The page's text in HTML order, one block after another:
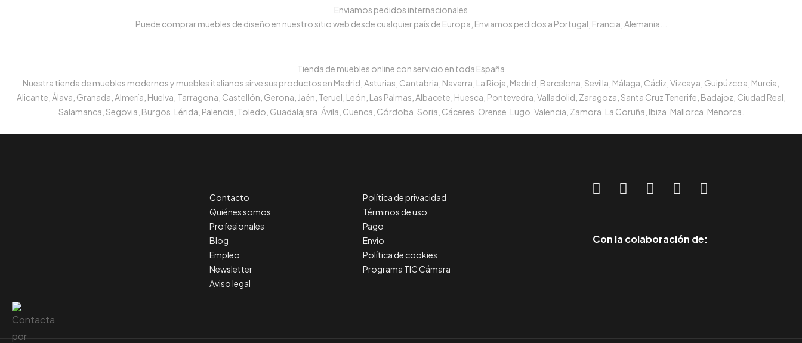
Enviamos pedidos internacionales
Puede comprar muebles de diseño en nuestro sitio web desde cualquier país de Europa, Enviamos pedidos a Portugal, Francia, Alemania...
Tienda de muebles online con servicio en toda España
Nuestra tienda de muebles modernos y muebles italianos sirve sus productos en Madrid, Asturias, Cantabria, Navarra, La Rioja, Madrid, Barcelona, Sevilla, Málaga, Cádiz, Vizcaya, Guipúzcoa, Murcia,
Alicante, Álava, Granada, Almería, Huelva, Tarragona, Castellón, Gerona, Jaén, Teruel, León, Las Palmas, Albacete, Huesca, Pontevedra, Valladolid, Zaragoza, Santa Cruz Tenerife, Badajoz, Ciudad Real,
Salamanca, Segovia, Burgos, Lérida, Palencia, Toledo, Guadalajara, Ávila, Cuenca, Córdoba, Soria, Cáceres, Orense, Lugo, Valencia, Zamora, La Coruña, Ibiza, Mallorca, Menorca.
Contacto
Quiénes somos
Profesionales
Blog
Empleo
Newsletter
Aviso legal
Política de privacidad
Términos de uso
Pago
Envío
Política de cookies
Programa TIC Cámara
Con la colaboración de: